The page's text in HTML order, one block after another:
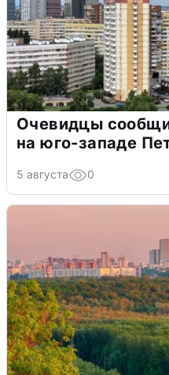
Очевидцы
на юго-западе
5 августа 0